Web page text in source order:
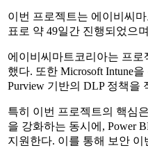
이번 프로젝트는 에이비씨
표로 약 49일간 진행되었으
에이비씨마트코리아는 프로
했다. 또한 Microsoft Intune
Purview 기반의 DLP 정책을
특히 이번 프로젝트의 핵심
을 강화하는 동시에, Power
지원한다. 이를 통해 보안